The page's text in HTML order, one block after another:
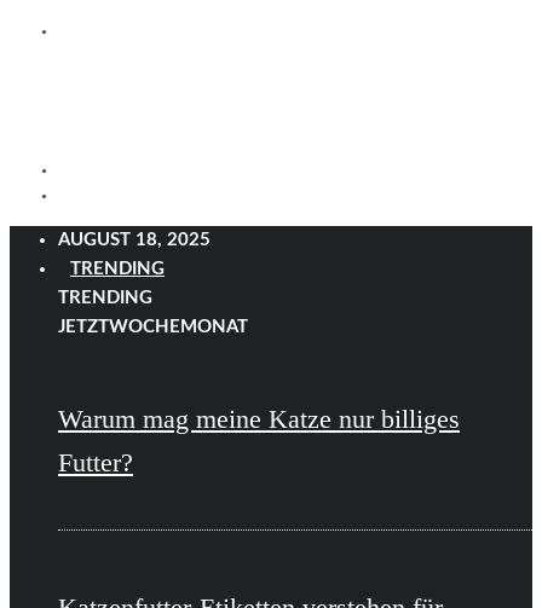
AUGUST 18, 2025
TRENDING
TRENDING
JETZTWOCHE MONAT
Warum mag meine Katze nur billiges
Futter?